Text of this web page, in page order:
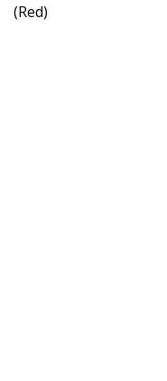
(Red)